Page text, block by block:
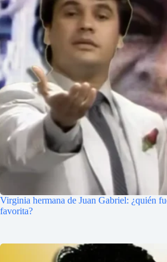
Virginia hermana de Juan Gabriel: ¿quién
favorita?